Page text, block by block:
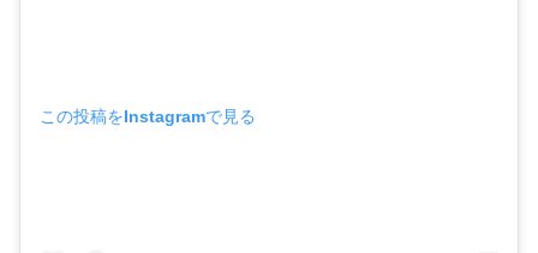
この投稿をInstagramで見る